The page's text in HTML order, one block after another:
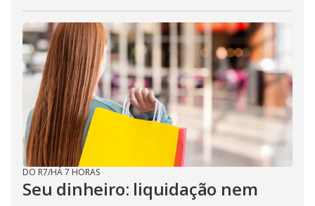
DO R7/HÁ 7 HORAS
Seu dinheiro: liquidação nem